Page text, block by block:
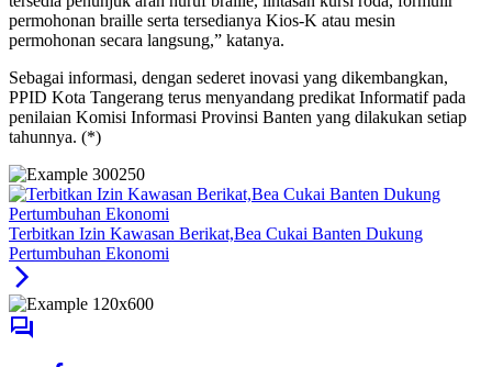
permohonan braille serta tersedianya Kios-K atau mesin
permohonan secara langsung,” katanya.
Sebagai informasi, dengan sederet inovasi yang dikembangkan,
PPID Kota Tangerang terus menyandang predikat Informatif pada
penilaian Komisi Informasi Provinsi Banten yang dilakukan setiap
tahunnya. (*)
Terbitkan Izin Kawasan Berikat,Bea Cukai Banten Dukung
Pertumbuhan Ekonomi